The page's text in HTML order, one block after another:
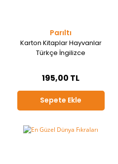
Parıltı
Karton Kitaplar Hayvanlar
Türkçe İngilizce
195,00 TL
Sepete Ekle